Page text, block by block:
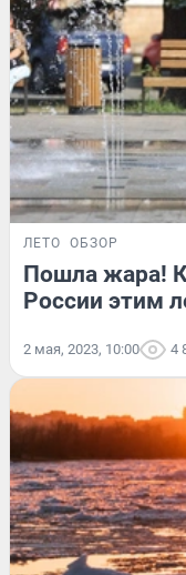
ЛЕТО ОБЗОР
Пошла жара!
России этим
2 мая, 2023, 10:00 4